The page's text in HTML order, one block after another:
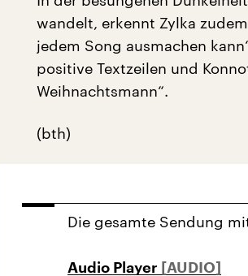
wandelt, erkennt Zylka
jedem Song ausmachen
positive Textzeilen und
Weihnachtsmann“.
(bth)
Die gesamte Sendung
Audio Player